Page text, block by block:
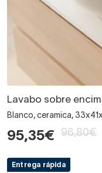
Lavabo sobre
Blanco, ceramica,
95,35€ 96,80€
Entrega rápida